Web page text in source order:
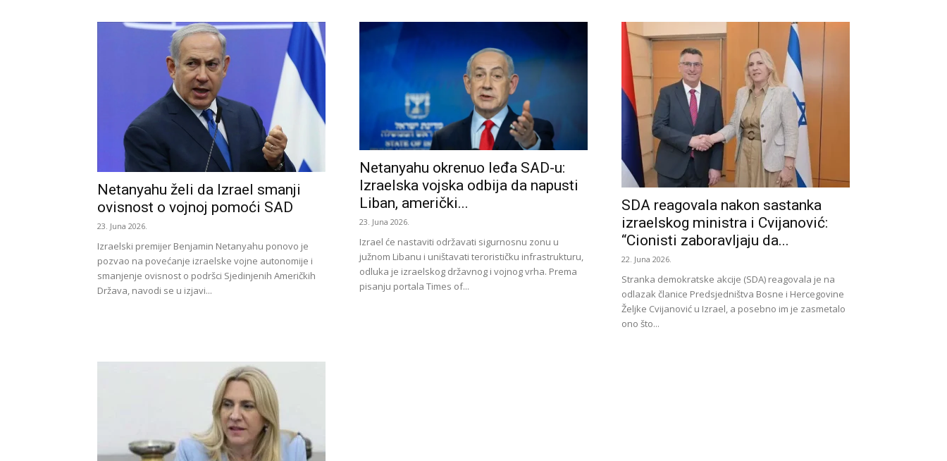
Netanyahu želi da Izrael smanji
ovisnost o vojnoj pomoći SAD
23. Juna 2026.
Izraelski premijer Benjamin Netanyahu ponovo je
pozvao na povećanje izraelske vojne autonomije i
smanjenje ovisnost o podršci Sjedinjenih Američkih
Država, navodi se u izjavi...
Netanyahu okrenuo leđa SAD-u:
Izraelska vojska odbija da napusti
Liban, američki...
23. Juna 2026.
Izrael će nastaviti održavati sigurnosnu zonu u
južnom Libanu i uništavati terorističku infrastrukturu,
odluka je izraelskog državnog i vojnog vrha. Prema
pisanju portala Times of...
SDA reagovala nakon sastanka
izraelskog ministra i Cvijanović:
“Cionisti zaboravljaju da...
22. Juna 2026.
Stranka demokratske akcije (SDA) reagovala je na
odlazak članice Predsjedništva Bosne i Hercegovine
Željke Cvijanović u Izrael, a posebno im je zasmetalo
ono što...